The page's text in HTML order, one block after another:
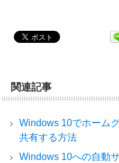
関連記事
Windows 10でホーム
共有する方法
Windows 10への自動